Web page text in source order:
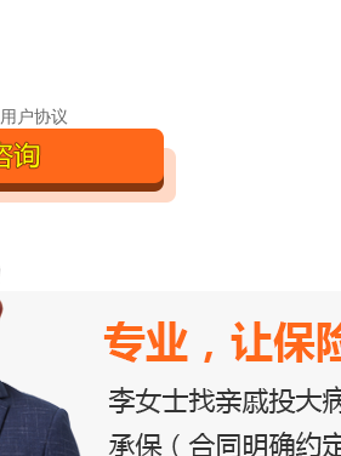
用户协议